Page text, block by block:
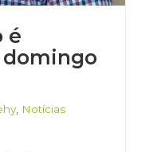
é
domingo
Notícias